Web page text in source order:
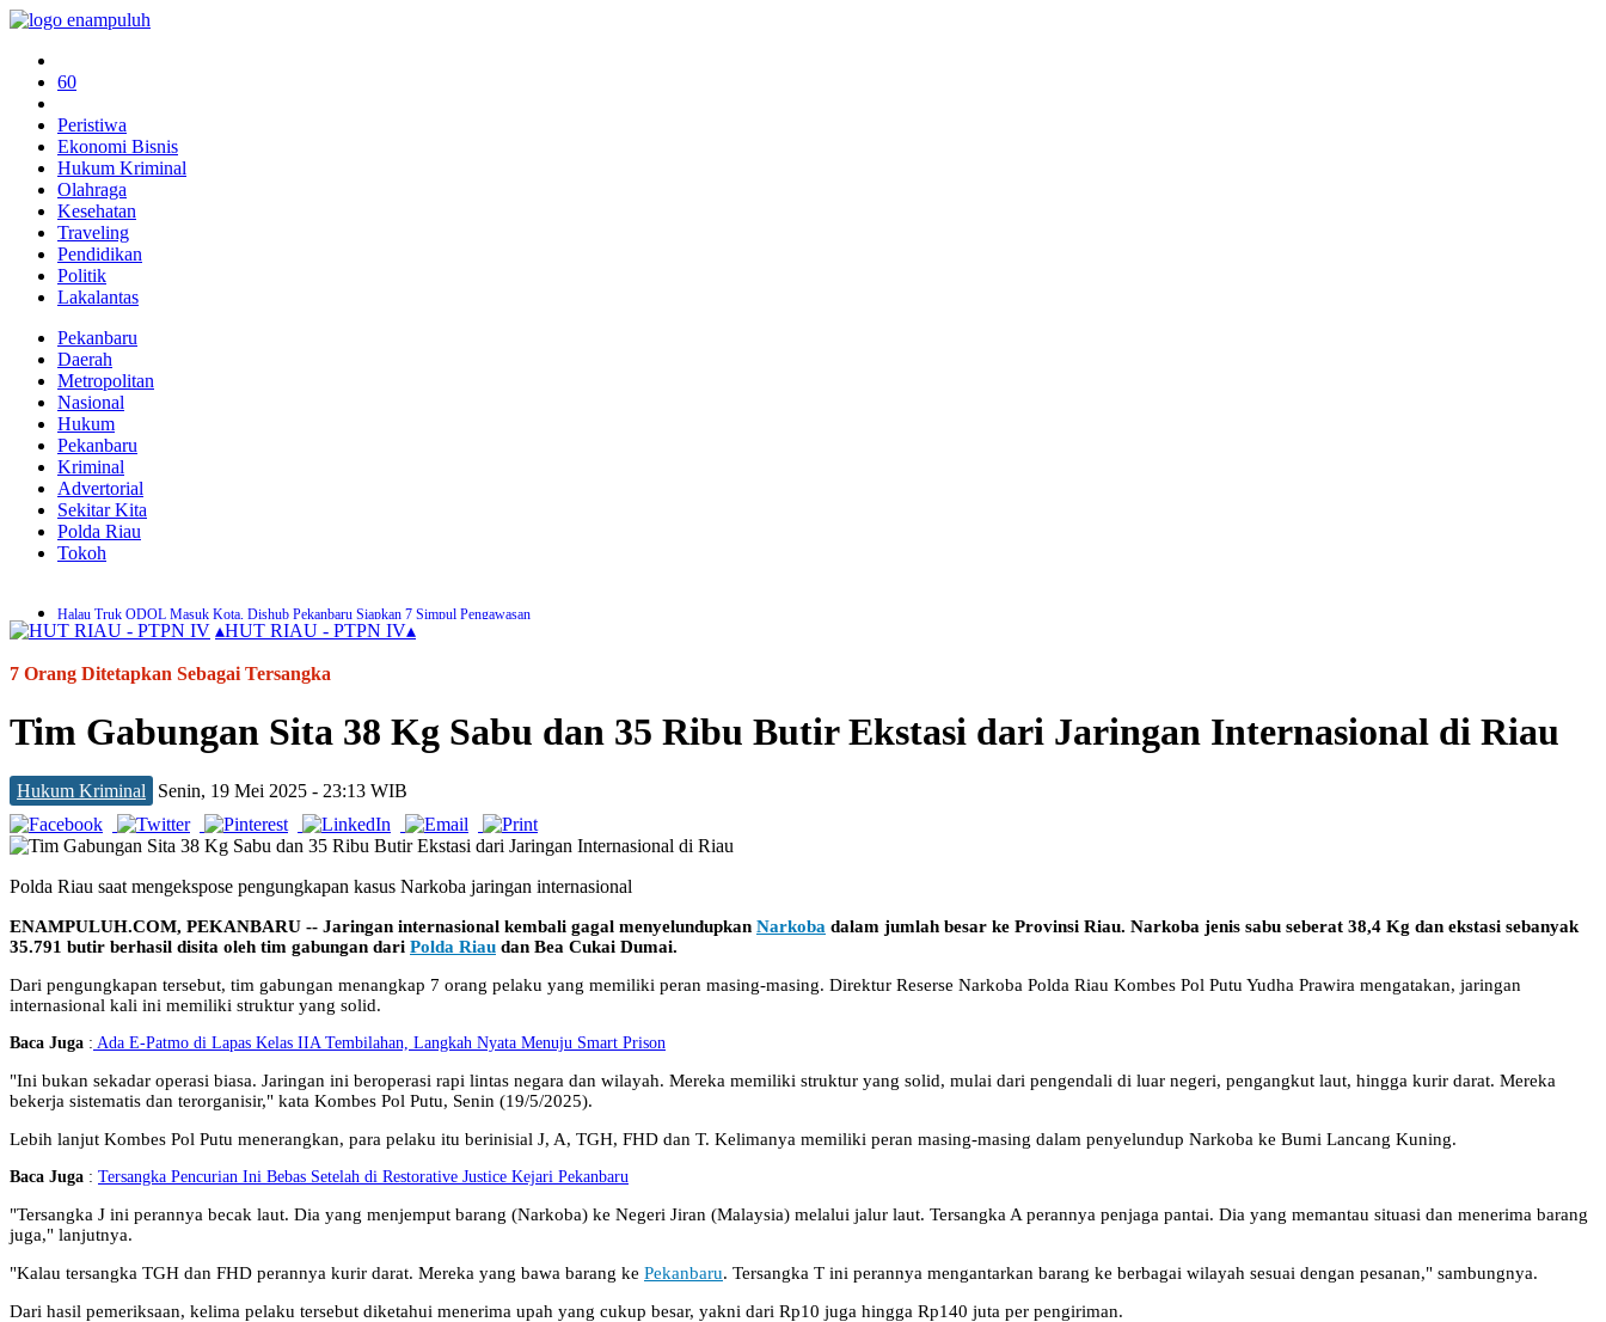
60
Peristiwa
Ekonomi Bisnis
Hukum Kriminal
Olahraga
Kesehatan
Traveling
Pendidikan
Politik
Lakalantas
Pekanbaru
Daerah
Metropolitan
Nasional
Hukum
Pekanbaru
Kriminal
Advertorial
Sekitar Kita
Polda Riau
Tokoh
Halau Truk ODOL Masuk Kota, Dishub Pekanbaru Siapkan 7 Simpul Pengawasan
Pemko Pekanbaru Siapkan Seragam Sekolah Gratis untuk Murid SD dan SMP
Zulhelmi Arifin Resmi Jabat Sekda Pekanbaru
Antisipasi Banjir, Pekanbaru Alokasikan Anggaran Perbaikan Drainase Rp100 Miliar
450 Pedagang Dideadline Kosongkan Jalan Teratai Akhir Bulan Ini
PWI Pekanbaru dan KPU Teken MoU, Perkuat Tugas dan Fungsi Kelembagaan
Motor Wanita di Pekanbaru Dibawa Kabur Pelaku Begal Bersenjata Tajam
▴HUT RIAU - PTPN IV▴
7 Orang Ditetapkan Sebagai Tersangka
Tim Gabungan Sita 38 Kg Sabu dan 35 Ribu Butir Ekstasi dari Jaringan Internasional di Riau
Hukum Kriminal Senin, 19 Mei 2025 - 23:13 WIB
Polda Riau saat mengekspose pengungkapan kasus Narkoba jaringan internasional
ENAMPULUH.COM, PEKANBARU -- Jaringan internasional kembali gagal menyelundupkan Narkoba dalam jumlah besar ke Provinsi Riau. Narkoba jenis sabu seberat 38,4 Kg dan ekstasi sebanyak
35.791 butir berhasil disita oleh tim gabungan dari Polda Riau dan Bea Cukai Dumai.
Dari pengungkapan tersebut, tim gabungan menangkap 7 orang pelaku yang memiliki peran masing-masing. Direktur Reserse Narkoba Polda Riau Kombes Pol Putu Yudha Prawira mengatakan, jaringan
internasional kali ini memiliki struktur yang solid.
Baca Juga : Ada E-Patmo di Lapas Kelas IIA Tembilahan, Langkah Nyata Menuju Smart Prison
"Ini bukan sekadar operasi biasa. Jaringan ini beroperasi rapi lintas negara dan wilayah. Mereka memiliki struktur yang solid, mulai dari pengendali di luar negeri, pengangkut laut, hingga kurir darat. Mereka
bekerja sistematis dan terorganisir," kata Kombes Pol Putu, Senin (19/5/2025).
Lebih lanjut Kombes Pol Putu menerangkan, para pelaku itu berinisial J, A, TGH, FHD dan T. Kelimanya memiliki peran masing-masing dalam penyelundup Narkoba ke Bumi Lancang Kuning.
Baca Juga : Tersangka Pencurian Ini Bebas Setelah di Restorative Justice Kejari Pekanbaru
"Tersangka J ini perannya becak laut. Dia yang menjemput barang (Narkoba) ke Negeri Jiran (Malaysia) melalui jalur laut. Tersangka A perannya penjaga pantai. Dia yang memantau situasi dan menerima barang
juga," lanjutnya.
"Kalau tersangka TGH dan FHD perannya kurir darat. Mereka yang bawa barang ke Pekanbaru. Tersangka T ini perannya mengantarkan barang ke berbagai wilayah sesuai dengan pesanan," sambungnya.
Dari hasil pemeriksaan, kelima pelaku tersebut diketahui menerima upah yang cukup besar, yakni dari Rp10 juga hingga Rp140 juta per pengiriman.